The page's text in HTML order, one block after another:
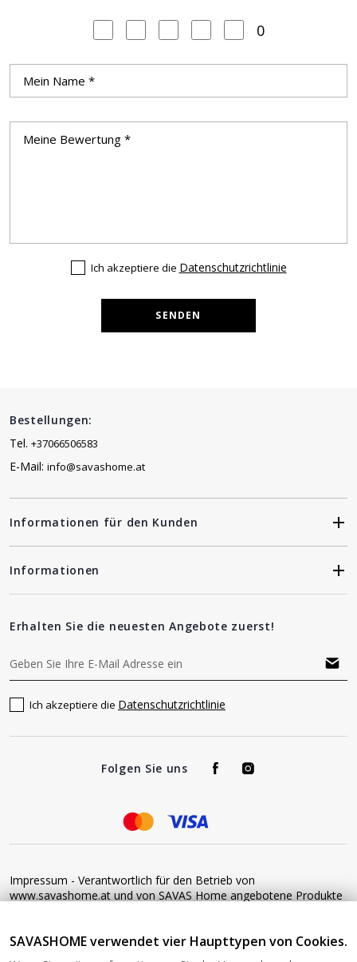
0
Ich akzeptiere die Datenschutzrichtlinie
SENDEN
Bestellungen:
Tel. +37066506583
E-Mail: info@savashome.at
Informationen für den Kunden
Informationen
Erhalten Sie die neuesten Angebote zuerst!
Ich akzeptiere die Datenschutzrichtlinie
Folgen Sie uns
Impressum - Verantwortlich für den Betrieb von
www.savashome.at und von SAVAS Home angebotene Produkte
senden Sie keine Waren ohne vorherige Bestätigung an diese
SAVASHOME verwendet vier Haupttypen von Cookies.